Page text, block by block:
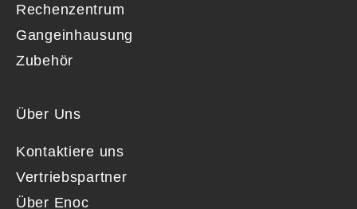
Rechenzentrum
Gangeinhausung
Zubehör
Über Uns
Kontaktiere uns
Vertriebspartner
Über Enoc